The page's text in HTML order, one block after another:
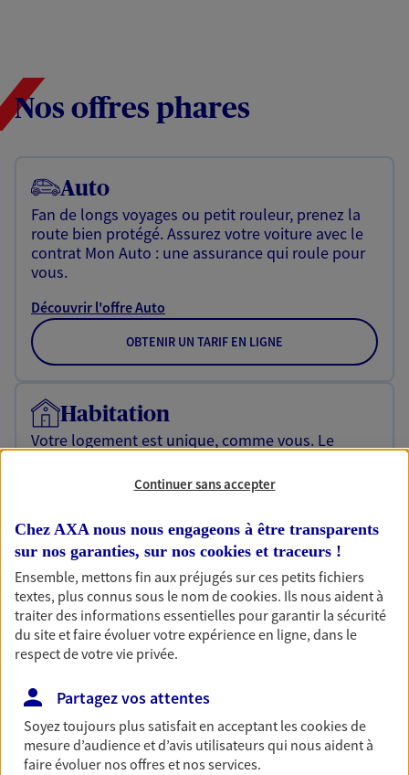
Nos offres phares
Auto
Fan de longs voyages ou petit rouleur, prenez la
route bien protégé. Assurez votre voiture avec le
contrat Mon Auto : une assurance qui roule pour
vous.
Découvrir l'offre Auto
OBTENIR UN TARIF EN LIGNE
Habitation
Votre logement est unique, comme vous. Le
protégeant ce qui vous tient à coeur.
OBTENIR UN TARIF EN LIGNE
Garantie Accidents de la Vie
Bricoleuse, féru de jardinage, pâtissier en herbe
ou grande lectrice… personne n'est à l'abri d'un
accident du quotidien. Avec Ma Protection
Accident, protégez votre qualité de vie et vos
revenus.
Découvrir l'offre Garantie Accidents de la Vie
Continuer sans accepter
Chez AXA nous nous engageons à être transparents
sur nos garanties, sur nos cookies et traceurs !
Ensemble, mettons fin aux préjugés sur ces petits fichiers
textes, plus connus sous le nom decookies. Ils nous aident à
traiter des informations essentielles pour garantir la sécurité
du site et faire évoluer votre expérience en ligne, dans le
respect de votre vie privée.
Partagez vos attentes
Soyez toujours plus satisfait en acceptant lescookiesde
mesure d’audience et d’avis utilisateurs qui nous aident à
faire évoluer nos offres et nos services.